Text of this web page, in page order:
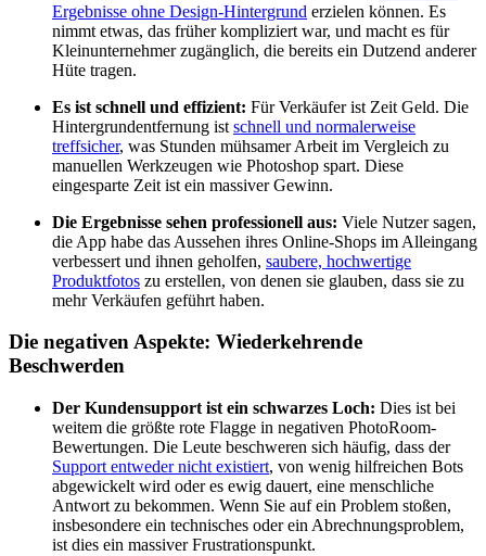
Ergebnisse ohne Design-Hintergrund erzielen können. Es
nimmt etwas, das früher kompliziert war, und macht es für
Kleinunternehmer zugänglich, die bereits ein Dutzend anderer
Hüte tragen.
Es ist schnell und effizient: Für Verkäufer ist Zeit Geld. Die
Hintergrundentfernung ist schnell und normalerweise
treffsicher, was Stunden mühsamer Arbeit im Vergleich zu
manuellen Werkzeugen wie Photoshop spart. Diese
eingesparte Zeit ist ein massiver Gewinn.
Die Ergebnisse sehen professionell aus: Viele Nutzer sagen,
die App habe das Aussehen ihres Online-Shops im Alleingang
verbessert und ihnen geholfen, saubere, hochwertige
Produktfotos zu erstellen, von denen sie glauben, dass sie zu
mehr Verkäufen geführt haben.
Die negativen Aspekte: Wiederkehrende
Beschwerden
Der Kundensupport ist ein schwarzes Loch: Dies ist bei
weitem die größte rote Flagge in negativen PhotoRoom-
Bewertungen. Die Leute beschweren sich häufig, dass der
Support entweder nicht existiert, von wenig hilfreichen Bots
abgewickelt wird oder es ewig dauert, eine menschliche
Antwort zu bekommen. Wenn Sie auf ein Problem stoßen,
insbesondere ein technisches oder ein Abrechnungsproblem,
ist dies ein massiver Frustrationspunkt.